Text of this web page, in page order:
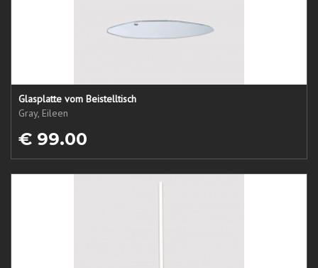
Glasplatte vom Beistelltisch
Gray, Eileen
€ 99.00